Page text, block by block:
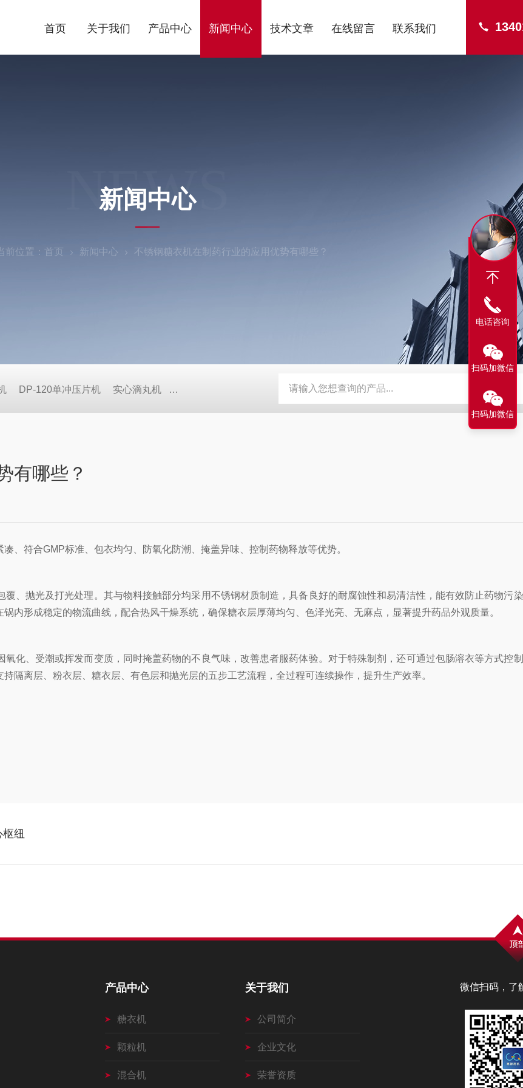
首页 关于我们 产品中心 新闻中心 技术文章 在线留言 联系我们
NEWS
新闻中心
前位置： 首页 新闻中心 不锈钢糖衣机在制药行业的应用优势有哪些？
DP-120单冲压片机 实心滴丸机 BY荸荠式糖衣机 BY-800\BY-1000八角糖衣机 DW-1滴丸机 DMH对开门干
有哪些？
符合GMP标准、包衣均匀、防氧化防潮、掩盖异味、控制药物释放等优势‌。
抛光及打光处理。其与物料接触部分均采用不锈钢材质制造，具备良好的耐腐蚀性和易清洁性，能有效防止药物污
内形成稳定的物流曲线，配合热风干燥系统，确保糖衣层厚薄均匀、色泽光亮、无麻点，显著提升药品外观质量。
、受潮或挥发而变质，同时掩盖药物的不良气味，改善患者服药体验。对于特殊制剂，还可通过包肠溶衣等方式控
隔离层、粉衣层、糖衣层、有色层和抛光层的五步工艺流程，全过程可连续操作，提升生产效率。
纽
微信扫码，了
产品中心
糖衣机
颗粒机
混合机
关于我们
公司简介
企业文化
荣誉资质
电话咨询
扫码加微信
扫码加微信